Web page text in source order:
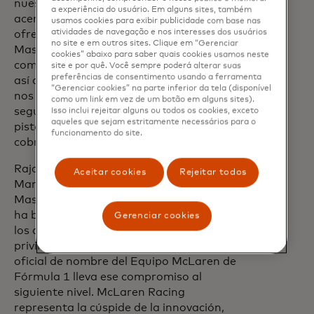
nuestros fans en primer lugar,
acercándolos aún más al equipo y
ofreciéndoles experiencias increíbles.
Mastercard es un socio fantástico que
comparte nuestras pasiones y valores,
así que tenerlos como socio de nombre
nos brinda la plataforma perfecta para
seguir avanzando dentro y fuera de la
pista. No puedo esperar a ver cómo
cobra vida Team Priceless en 2026.”
Raja Rajamannar, Jefe Global de
Marketing y Comunicación de
Mastercard, agregó: “Nuestra alianza se
ha basado desde el primer día en poner a
los aficionados en una posición de
privilegio, y convertirnos en el socio
oficial de nombre del Equipo McLaren de
Fórmula 1 lleva ese compromiso al
siguiente nivel. McLaren Racing
representa la cúspide de la innovación,
a experiência do usuário. Em alguns sites, também
usamos cookies para exibir publicidade com base nas
atividades de navegação e nos interesses dos usuários
no site e em outros sites. Clique em “Gerenciar
cookies” abaixo para saber quais cookies usamos neste
site e por quê. Você sempre poderá alterar suas
preferências de consentimento usando a ferramenta
“Gerenciar cookies” na parte inferior da tela (disponível
como um link em vez de um botão em alguns sites).
Isso inclui rejeitar alguns ou todos os cookies, exceto
aqueles que sejam estritamente necessários para o
funcionamento do site.
Aceitar cookies Rejeitar todos
Gerenciar cookies